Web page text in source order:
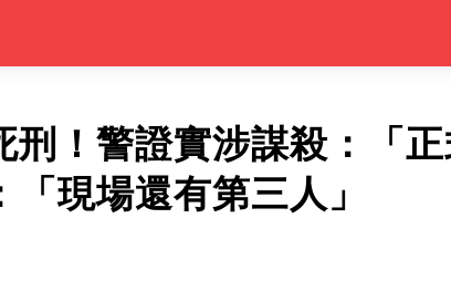
刑！警證實涉謀殺：「
現場還有第三人」